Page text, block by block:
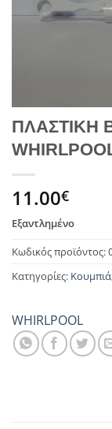
ΠΛΑΣΤΙΚΗ
11.00€
Εξαντλημένο
Κωδικός προϊόντος:
Κατηγορίες: Κουμπιά
WHIRLPOOL